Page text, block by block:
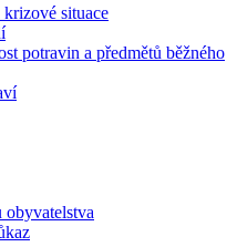
krizové situace
potravin a předmětů běžného
obyvatelstva